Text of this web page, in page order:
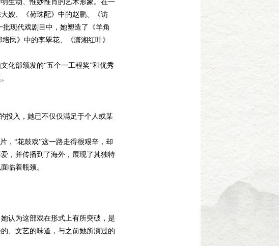
生动、惟妙惟肖的艺术形象。在一
嫂、《荷珠配》中的赵鹏、《访
现代戏剧目中，她塑造了《羊角
民》中的李翠花、《潇湘红叶》
部颁发的“五个一工程奖”和优秀
投入，她已不仅仅满足于个人或某
“花鼓戏”这一路走得很艰辛，却
，并传播到了海外，展现了其独特
临着瓶颈。
认为这部戏在形式上有所突破，是
、文艺的味道，与之前她所演过的